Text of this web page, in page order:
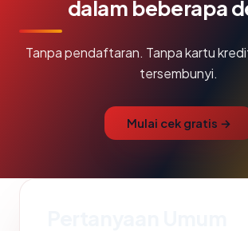
dalam beberapa
Tanpa pendaftaran. Tanpa kartu
tersembunyi.
Mulai cek gratis →